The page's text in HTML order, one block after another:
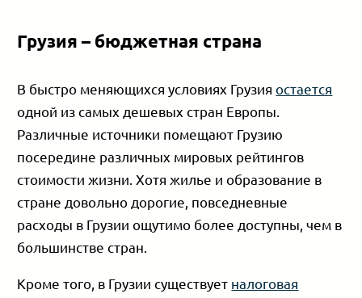
Грузия – бюджетная страна
В быстро меняющихся условиях Грузияостается
одной из самых дешевых стран Европы.
Различные источники помещают Грузию
посередине различных мировых рейтингов
стоимости жизни. Хотя жилье и образование в
стране довольно дорогие, повседневные
расходы в Грузии ощутимо более доступны, чем в
большинстве стран.
Кроме того, в Грузии существует налоговая